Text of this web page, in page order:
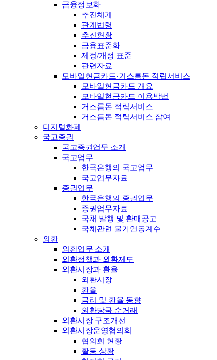
금융정보화
추진체계
관계법령
추진현황
금융표준화
제정/개정 표준
관련자료
모바일현금카드·거스름돈 적립서비스
모바일현금카드 개요
모바일현금카드 이용방법
거스름돈 적립서비스
거스름돈 적립서비스 참여
디지털화폐
국고증권
국고증권업무 소개
국고업무
한국은행의 국고업무
국고업무자료
증권업무
한국은행의 증권업무
증권업무자료
국채 발행 및 환매공고
국채관련 물가연동계수
외환
외환업무 소개
외환정책과 외환제도
외환시장과 환율
외환시장
환율
금리 및 환율 동향
외환당국 순거래
외환시장 구조개선
외환시장운영협의회
협의회 현황
활동 상황